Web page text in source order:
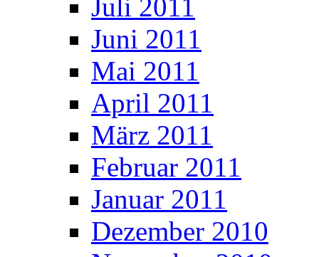
Juli 2011
Juni 2011
Mai 2011
April 2011
März 2011
Februar 2011
Januar 2011
Dezember 2010